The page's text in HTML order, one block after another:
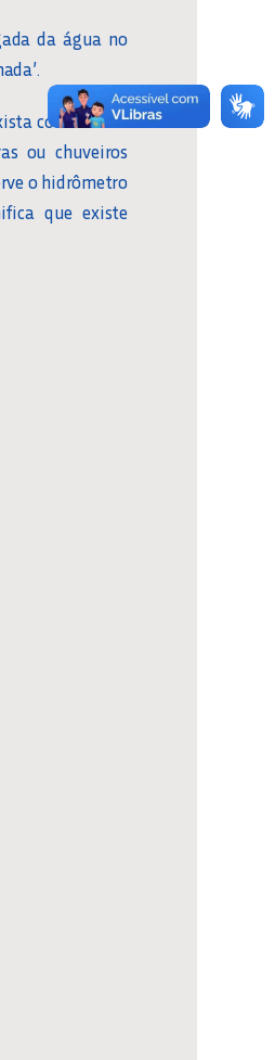
da água no
consumo de
ou chuveiros
o hidrômetro
que existe